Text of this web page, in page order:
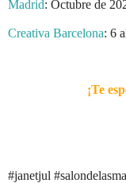
Madrid: Octubre de
Creativa Barcelona: 6
¡Te
#janetjul